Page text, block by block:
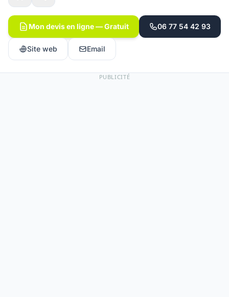
Mon devis en ligne — Gratuit 06 77 54 42 93
Site web Email
PUBLICITÉ